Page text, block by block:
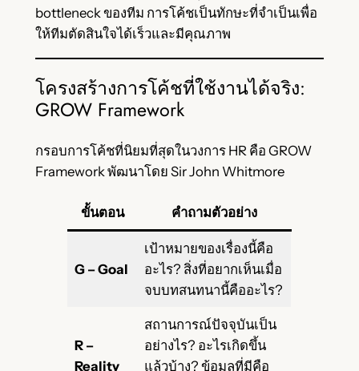
bottleneck ของทีม การโค้ชเป็นทักษะที่จำเป็นเพื่อ
ให้ทีมตัดสินใจได้เร็วและมีคุณภาพ
โครงสร้างการโค้ชที่ใช้งานได้จริง:
GROW Framework
กรอบการโค้ชที่นิยมที่สุดในวงการ HR คือ GROW
Framework พัฒนาโดย Sir John Whitmore
ขั้นตอน คำถามตัวอย่าง
G – Goal
เป้าหมายของเรื่องนี้คือ
อะไร? สิ่งที่อยากเห็นเมื่อ
จบบทสนทนานี้คืออะไร?
R –
Reality
สถานการณ์ปัจจุบันเป็น
อย่างไร? อะไรเกิดขึ้น
แล้วบ้าง? ข้อมูลที่มีคือ